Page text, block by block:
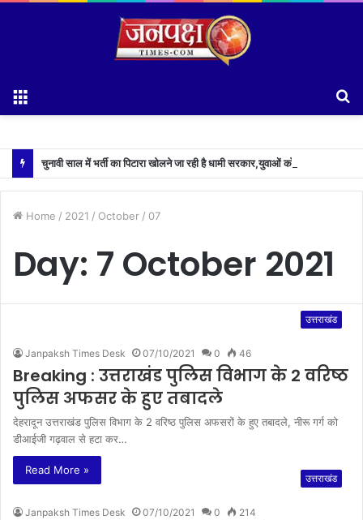
Home / 2021 / October / 07
Day: 7 October 2021
उत्तराखंड
Janpaksh Times Desk 07/10/2021 0 46
Breaking : उत्तराखंड पुलिस विभाग के 2 वरिष्ठ
पुलिस अफसर के हुए तबादले
देहरादून उत्तराखंड पुलिस विभाग के 2 वरिष्ठ पुलिस अफसरों के हुए तबादले, नीरू गर्ग को
डीआईजी गढ़वाल से हटा कर…
Read More »
उत्तराखंड
Janpaksh Times Desk 07/10/2021 0 214